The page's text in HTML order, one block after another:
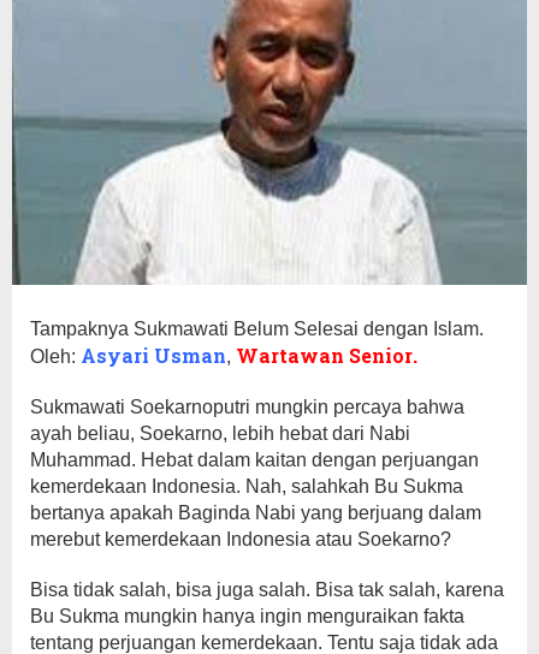
Tampaknya Sukmawati Belum Selesai dengan Islam.
Oleh: Asyari Usman, Wartawan Senior.
Sukmawati Soekarnoputri mungkin percaya bahwa
ayah beliau, Soekarno, lebih hebat dari Nabi
Muhammad. Hebat dalam kaitan dengan perjuangan
kemerdekaan Indonesia. Nah, salahkah Bu Sukma
bertanya apakah Baginda Nabi yang berjuang dalam
merebut kemerdekaan Indonesia atau Soekarno?
Bisa tidak salah, bisa juga salah. Bisa tak salah, karena
Bu Sukma mungkin hanya ingin menguraikan fakta
tentang perjuangan kemerdekaan. Tentu saja tidak ada